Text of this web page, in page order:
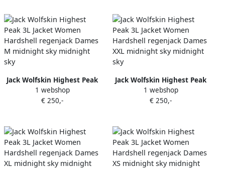
Jack Wolfskin Highest Peak
3L Jacket Women Hardshell
regenjack Dames M
1 webshop
€ 250,-
Jack Wolfskin Highest Peak
3L Jacket Women Hardshell
regenjack Dames XXL
1 webshop
€ 250,-